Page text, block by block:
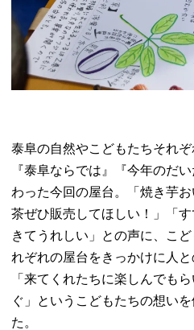
泰阜の自然やこどもたちそれぞ
『泰阜ならでは』『今年のだ
わった今回の屋台。「焼き芋
茶ぜひ販売してほしい！」「
きてうれしい」との声に、こ
れぞれの屋台をきっかけに人と
「来てくれたちに楽しんでも
ぐ」というこどもたちの想い
た。